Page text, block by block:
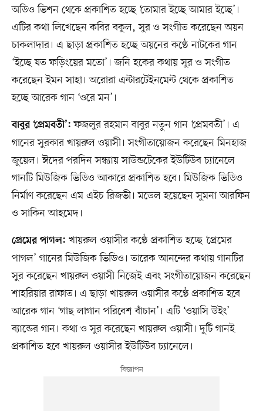
অডিও ভিশন থেকে প্রকাশিত হচ্ছে ‘তোমার ইচ্ছে আমার ইচ্ছে’।
এটির কথা লিখেছেন কবির বকুল, সুর ও সংগীত করেছেন অয়ন
চাকলাদার। এ ছাড়া প্রকাশিত হচ্ছে অয়নের কণ্ঠে নাটকের গান
‘ইচ্ছে যত ফড়িংয়ের মতো’। জনি হকের কথায় সুর ও সংগীত
করেছেন ইমন সাহা। অরোরা এন্টারটেইনমেন্ট থেকে প্রকাশিত
হচ্ছে আরেক গান ‘ওরে মন’।
বাবুর ‘প্রেমবতী’: ফজলুর রহমান বাবুর নতুন গান ‘প্রেমবতী’। এ
গানের সুরকার খায়রুল ওয়াসী। সংগীতায়োজন করেছেন মিনহাজ
জুয়েল। ঈদের পরদিন সন্ধ্যায় সাউন্ডটেকের ইউটিউব চ্যানেলে
গানটি মিউজিক ভিডিও আকারে প্রকাশিত হবে। মিউজিক ভিডিও
নির্মাণ করেছেন এম এইচ রিজভী। মডেল হয়েছেন সুমনা আরফিন
ও সাকিন আহমেদ।
প্রেমের পাগল: খায়রুল ওয়াসীর কণ্ঠে প্রকাশিত হচ্ছে ‘প্রেমের
পাগল’ গানের মিউজিক ভিডিও। তারেক আনন্দের কথায় গানটির
সুর করেছেন খায়রুল ওয়াসী নিজেই এবং সংগীতায়োজন করেছেন
শাহরিয়ার রাফাত। এ ছাড়া খায়রুল ওয়াসীর কণ্ঠে প্রকাশিত হবে
আরেক গান ‘গাছ লাগান পরিবেশ বাঁচান’। এটি ‘ওয়াসি উইং’
ব্যান্ডের গান। কথা ও সুর করেছেন খায়রুল ওয়াসী। দুটি গানই
প্রকাশিত হবে খায়রুল ওয়াসীর ইউটিউব চ্যানেলে।